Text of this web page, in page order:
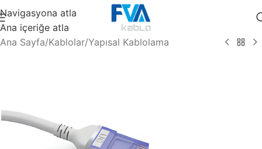
Navigasyona atla
Ana içeriğe atla
Ana Sayfa/Kablolar/Yapısal Kablolama